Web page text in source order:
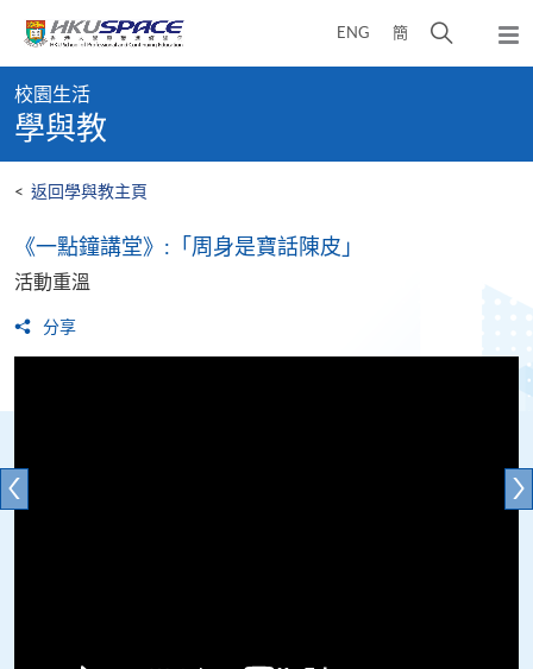
content
ENG 簡
開
彈
出
content
start
校園生活
學與教
< 返回學與教主頁
《一點鐘講堂》:「周身是寶話陳皮」
活動重溫
分享